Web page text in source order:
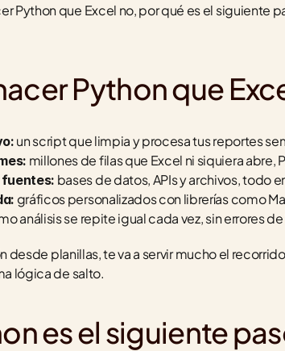
Python que Excel no, por qué es el siguiente
Python que
un script que limpia y procesa tus reportes
millones de filas que Excel ni siquiera abre,
bases de datos, APIs y archivos, todo
gráficos personalizados con librerías como
análisis se repite igual cada vez, sin errores
desde planillas, te va a servir mucho el
lógica de salto.
es el siguiente